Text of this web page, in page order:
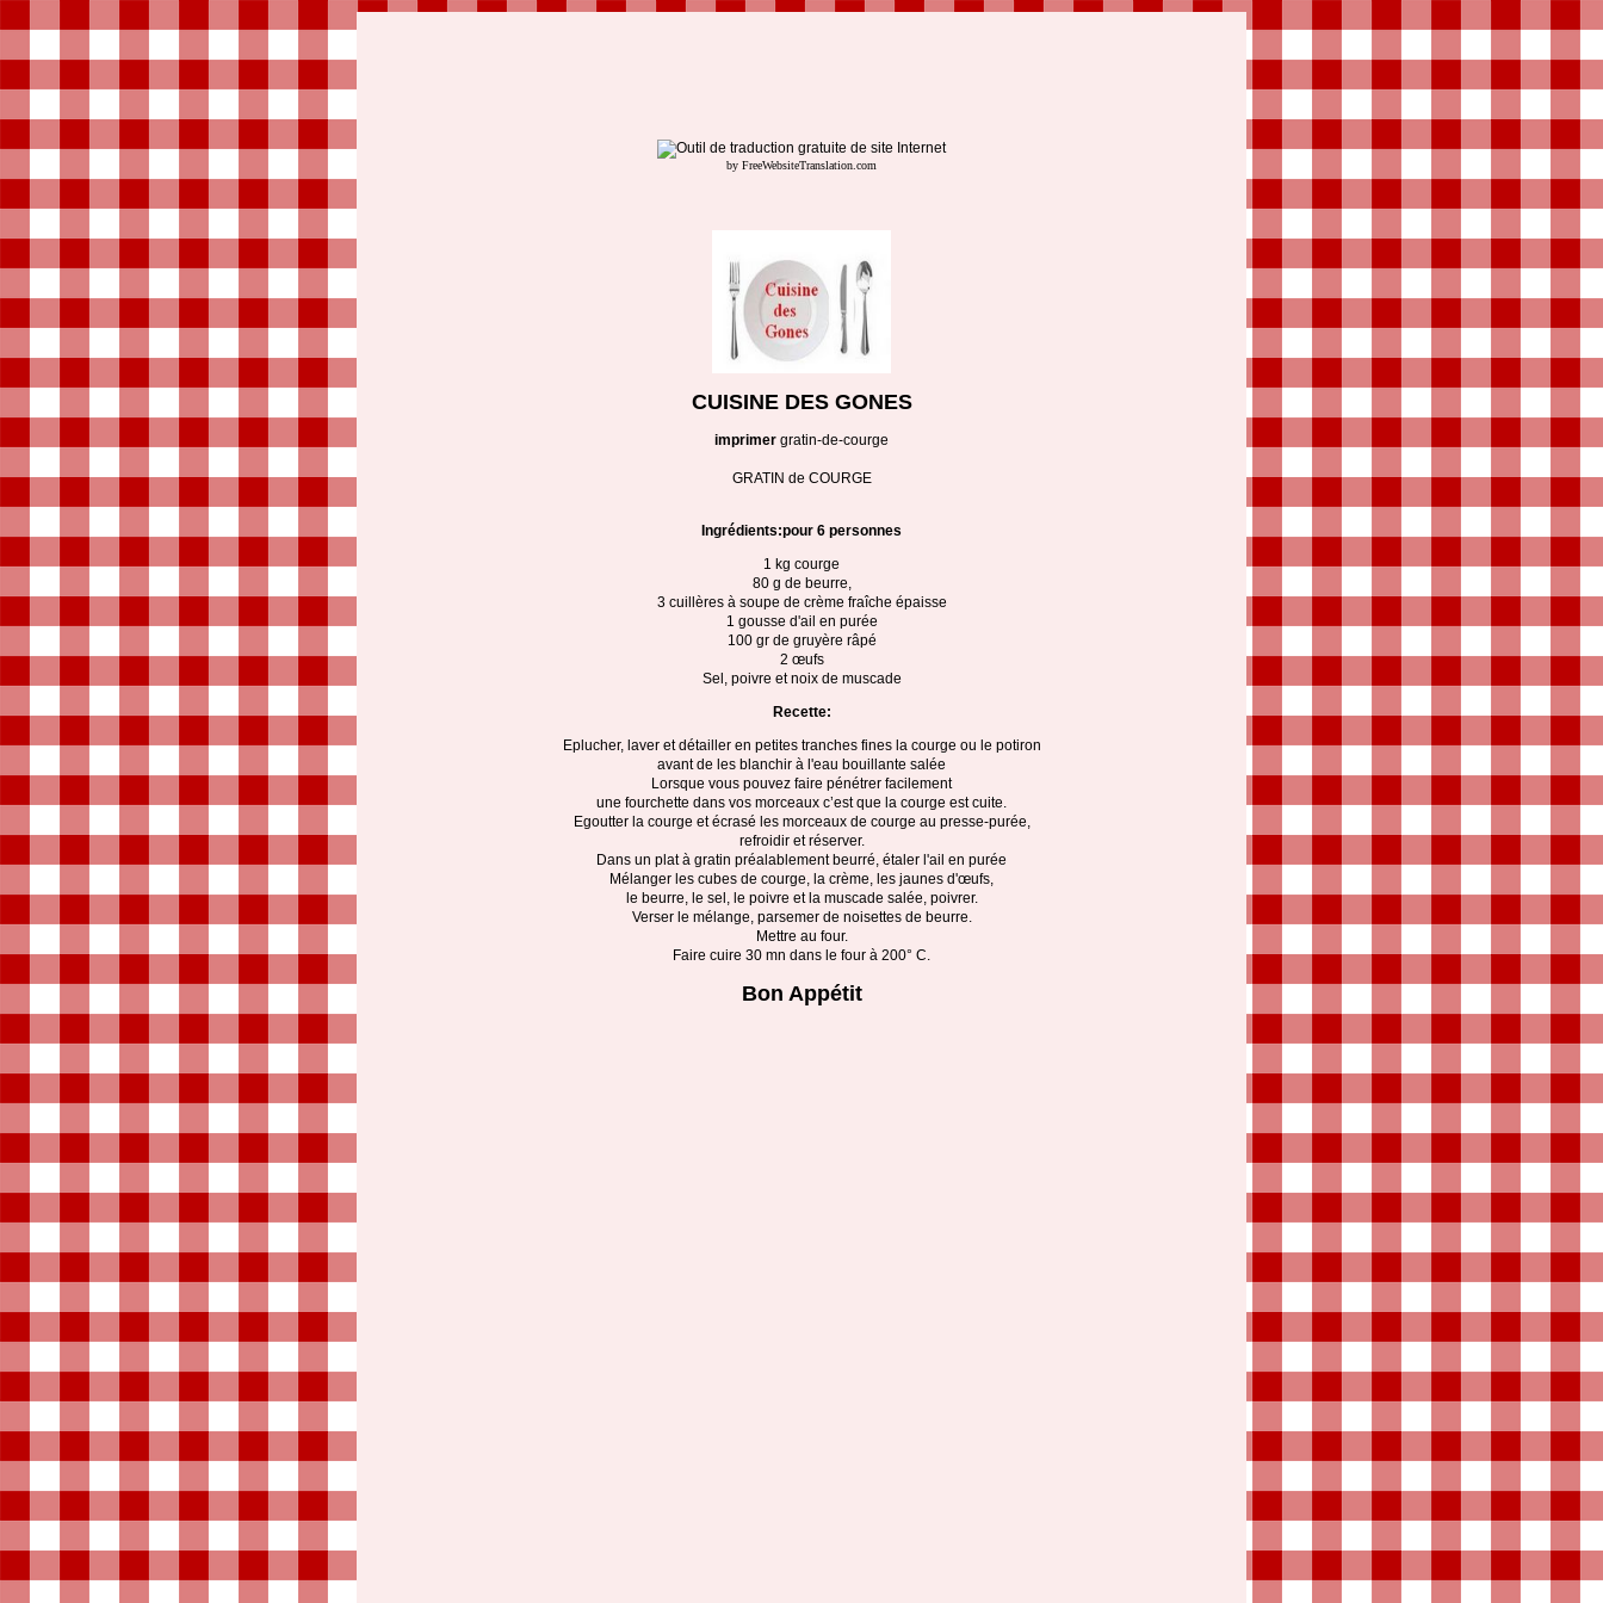
by FreeWebsiteTranslation.com
CUISINE DES GONES
imprimer gratin-de-courge
GRATIN de COURGE
Ingrédients:pour 6 personnes
1 kg courge
80 g de beurre,
3 cuillères à soupe de crème fraîche épaisse
1 gousse d'ail en purée
100 gr de gruyère râpé
2 œufs
Sel, poivre et noix de muscade
Recette:
Eplucher, laver et détailler en petites tranches fines la courge ou le potiron
avant de les blanchir à l'eau bouillante salée
Lorsque vous pouvez faire pénétrer facilement
une fourchette dans vos morceaux c’est que la courge est cuite.
Egoutter la courge et écrasé les morceaux de courge au presse-purée,
refroidir et réserver.
Dans un plat à gratin préalablement beurré, étaler l'ail en purée
Mélanger les cubes de courge, la crème, les jaunes d'œufs,
le beurre, le sel, le poivre et la muscade salée, poivrer.
Verser le mélange, parsemer de noisettes de beurre.
Mettre au four.
Faire cuire 30 mn dans le four à 200° C.
Bon Appétit